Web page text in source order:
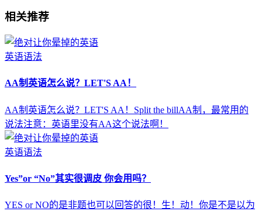
相关推荐
英语语法
AA制英语怎么说？LET'S AA！
AA制英语怎么说？LET'S AA！Split the billAA制，最常用的
说法注意：英语里没有AA这个说法啊！
英语语法
Yes”or “No”其实很调皮 你会用吗？
YES or NO的是非题也可以回答的很！生！动！你是不是以为